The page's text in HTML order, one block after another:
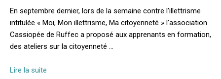
En septembre dernier, lors de la semaine contre l’illettrisme
intitulée « Moi, Mon illettrisme, Ma citoyenneté » l’association
Cassiopée de Ruffec a proposé aux apprenants en formation,
des ateliers sur la citoyenneté …
Lire la suite